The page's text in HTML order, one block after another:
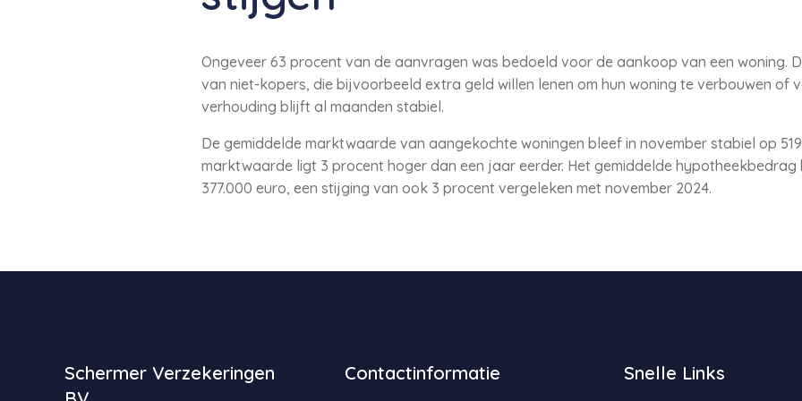
Ongeveer 63 procent van de aanvragen was bedoeld voor de aankoop van een woning.
van niet-kopers, die bijvoorbeeld extra geld willen lenen om hun woning te verbouwen of
verhouding blijft al maanden stabiel.
De gemiddelde marktwaarde van aangekochte woningen bleef in november stabiel op
marktwaarde ligt 3 procent hoger dan een jaar eerder. Het gemiddelde
377.000 euro, een stijging van ook 3 procent vergeleken met november 2024.
Schermer Verzekeringen
Contactinformatie Snelle Links